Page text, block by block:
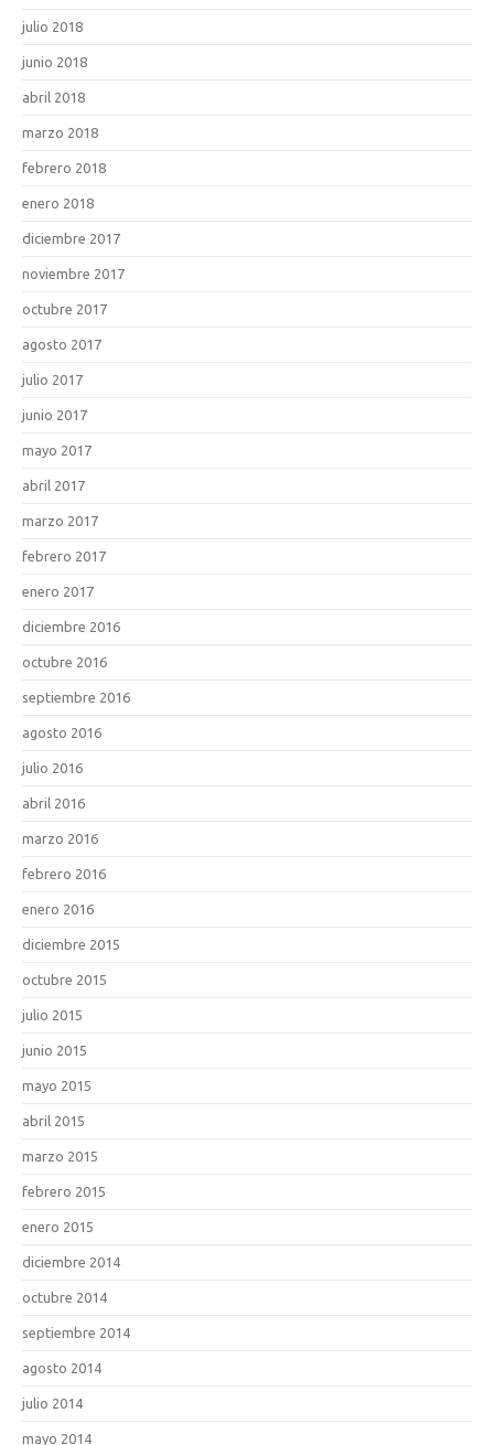
julio 2018
junio 2018
abril 2018
marzo 2018
febrero 2018
enero 2018
diciembre 2017
noviembre 2017
octubre 2017
agosto 2017
julio 2017
junio 2017
mayo 2017
abril 2017
marzo 2017
febrero 2017
enero 2017
diciembre 2016
octubre 2016
septiembre 2016
agosto 2016
julio 2016
abril 2016
marzo 2016
febrero 2016
enero 2016
diciembre 2015
octubre 2015
julio 2015
junio 2015
mayo 2015
abril 2015
marzo 2015
febrero 2015
enero 2015
diciembre 2014
octubre 2014
septiembre 2014
agosto 2014
julio 2014
mayo 2014